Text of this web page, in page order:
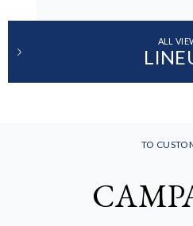
ALL
TO